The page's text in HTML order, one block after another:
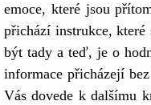
emoce, které jsou
přichází instrukce,
být tady a teď, je o
informace přicházejí
Vás dovede k dalšímu